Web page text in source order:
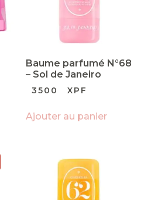
Baume parfumé N°68
– Sol de Janeiro
3500 XPF
Ajouter au panier